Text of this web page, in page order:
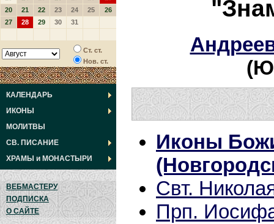
20
21 22 23 24 25
26
27
28 29 30 31
Ст. ст.
Нов. ст.
КАЛЕНДАРЬ
ИКОНЫ
МОЛИТВЫ
СВ. ПИСАНИЕ
ХРАМЫ и МОНАСТЫРИ
ВЕБМАСТЕРУ
ПОДПИСКА
О САЙТЕ
Иконы
Свт.
Прп.